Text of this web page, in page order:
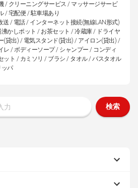
/ クリーニングサービス / マッサージサービ
/ 宅配便 / 駐車場あり
送 / 電話 / インターネット接続(無線LAN形式)
かしポット / お茶セット / 冷蔵庫 / ドライヤ
(貸出) / 電気スタンド(貸出) / アイロン(貸出) /
レ / ボディーソープ / シャンプー / コンディ
ット / カミソリ / ブラシ / タオル / バスタオル
ッパ
検索